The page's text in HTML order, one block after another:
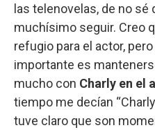
las telenovelas, de no sé
muchísimo seguir. Creo
refugio para el actor,
importante es
mucho con Charly en el
tiempo me decían
tuve claro que son